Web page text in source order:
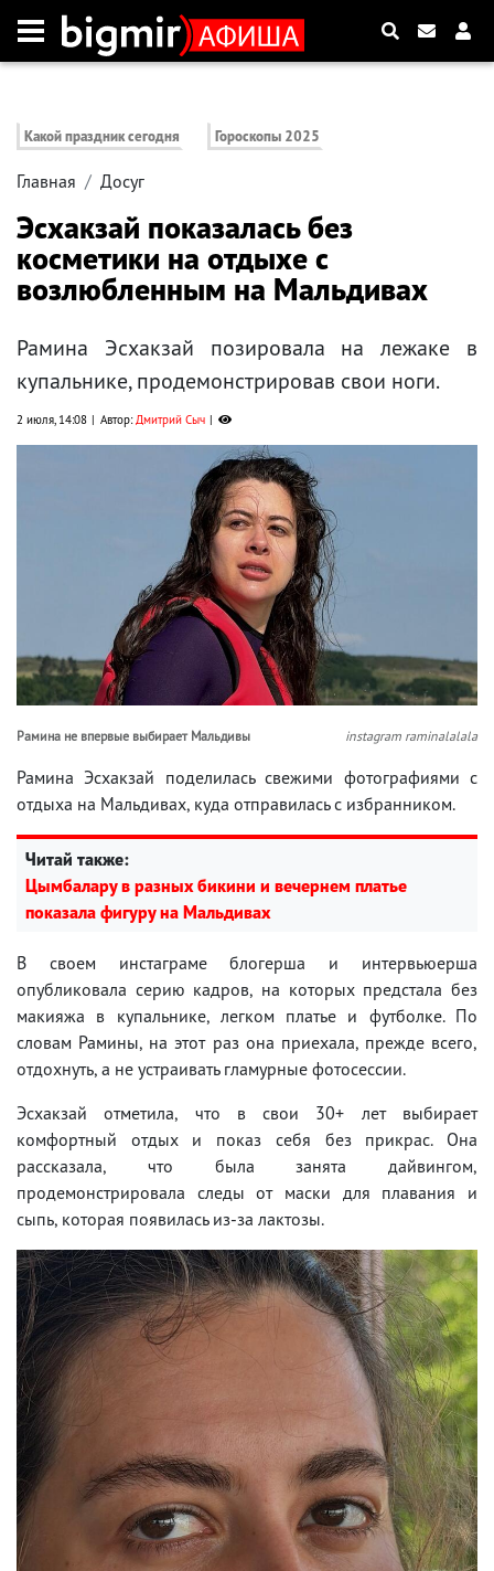
Какой праздник сегодня Гороскопы 2025
Главная Досуг
Эсхакзай показалась без
косметики на отдыхе с
возлюбленным на Мальдивах
Рамина Эсхакзай позировала на лежаке в
купальнике, продемонстрировав свои ноги.
2 июля, 14:08 Автор:Дмитрий Сыч
Рамина не впервые выбирает Мальдивы instagram raminalalala
Рамина Эсхакзай поделилась свежими фотографиями с
отдыха на Мальдивах, куда отправилась с избранником.
Читай также:
Цымбалару в разных бикини и вечернем платье
показала фигуру на Мальдивах
В своем инстаграме блогерша и интервьюерша
опубликовала серию кадров, на которых предстала без
макияжа в купальнике, легком платье и футболке. По
словам Рамины, на этот раз она приехала, прежде всего,
отдохнуть, а не устраивать гламурные фотосессии.
Эсхакзай отметила, что в свои 30+ лет выбирает
комфортный отдых и показ себя без прикрас. Она
рассказала, что была занята дайвингом,
продемонстрировала следы от маски для плавания и
сыпь, которая появилась из-за лактозы.